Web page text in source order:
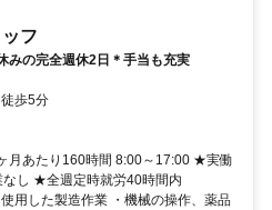
フ
みの完全週休2日＊手当も充実
歩5分
月あたり160時間 8:00～17:00 ★実働
し ★全週定時就労40時間内
用した製造作業 ・機械の操作、薬品